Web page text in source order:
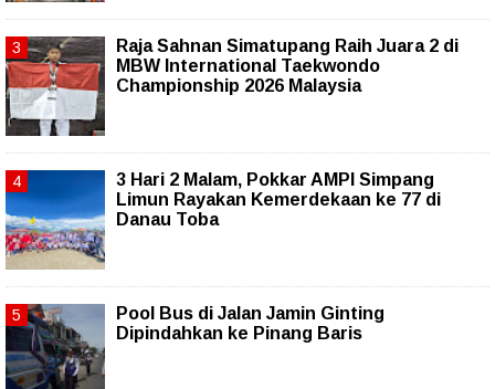
Raja Sahnan Simatupang Raih Juara 2 di
MBW International Taekwondo
Championship 2026 Malaysia
3 Hari 2 Malam, Pokkar AMPI Simpang
Limun Rayakan Kemerdekaan ke 77 di
Danau Toba
Pool Bus di Jalan Jamin Ginting
Dipindahkan ke Pinang Baris